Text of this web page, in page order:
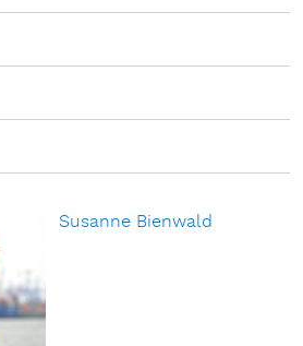
Susanne Bienwald